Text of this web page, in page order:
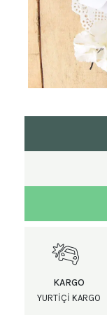
KARGO
YURTIÇI KARGO